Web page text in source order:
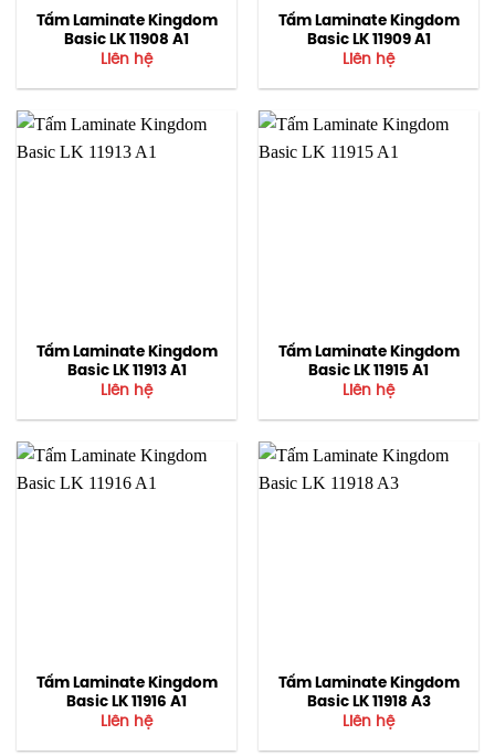
Tấm Laminate Kingdom
Basic LK 11908 A1
Liên hệ
Tấm Laminate Kingdom
Basic LK 11909 A1
Liên hệ
Tấm Laminate Kingdom
Basic LK 11913 A1
Liên hệ
Tấm Laminate Kingdom
Basic LK 11915 A1
Liên hệ
Tấm Laminate Kingdom
Basic LK 11916 A1
Liên hệ
Tấm Laminate Kingdom
Basic LK 11918 A3
Liên hệ